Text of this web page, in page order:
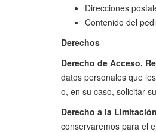
Direcciones
Contenido del
Derechos
Derecho de Acceso,
datos personales que
o, en su caso, solicitar
Derecho a la
conservaremos para el